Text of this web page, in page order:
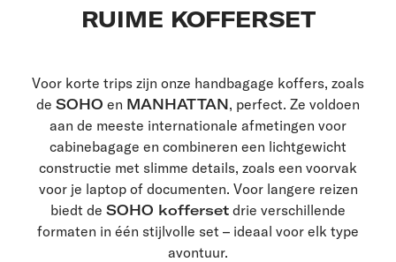
RUIME KOFFERSET
Voor korte trips zijn onze handbagage koffers, zoals
de SOHO en MANHATTAN, perfect. Ze voldoen
aan de meeste internationale afmetingen voor
cabinebagage en combineren een lichtgewicht
constructie met slimme details, zoals een voorvak
voor je laptop of documenten. Voor langere reizen
biedt de SOHO kofferset drie verschillende
formaten in één stijlvolle set – ideaal voor elk type
avontuur.